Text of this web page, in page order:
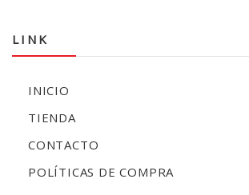
LINK
INICIO
TIENDA
CONTACTO
POLÍTICAS DE COMPRA